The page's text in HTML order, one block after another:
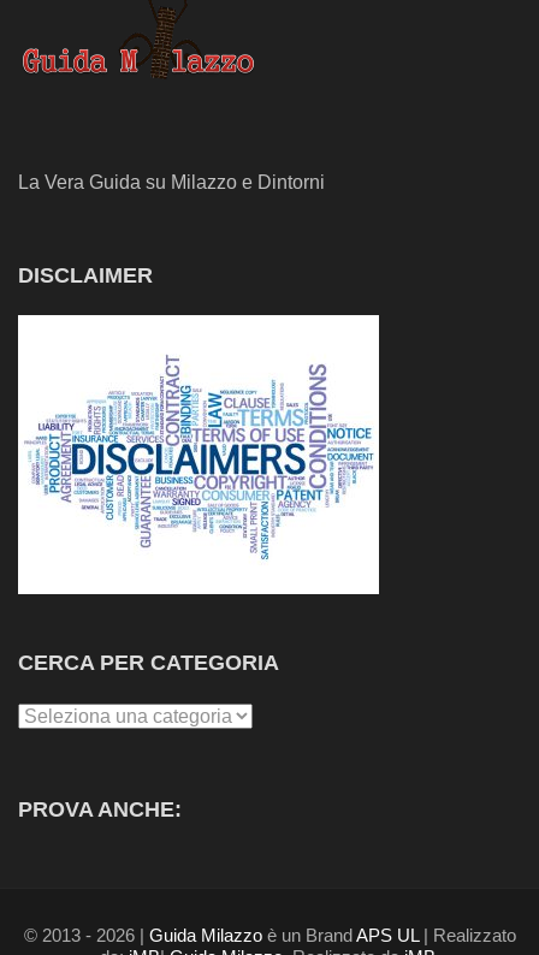
La Vera Guida su Milazzo e Dintorni
DISCLAIMER
CERCA PER CATEGORIA
Cerca
PROVA ANCHE:
© 2013 - 2026 | Guida Milazzo è un BrandAPS UL| Realizzato